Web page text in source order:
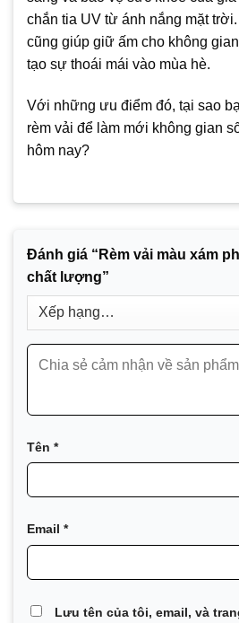
chắn tia UV từ ánh nắng mặt
cũng giúp giữ ấm cho không
tạo sự thoái mái vào mùa hè.
Với những ưu điểm đó, tại sao
rèm vải để làm mới không gian
hôm nay?
Đánh giá “Rèm vải màu xám
chất lượng”
Tên *
Email *
Lưu tên của tôi, email, và